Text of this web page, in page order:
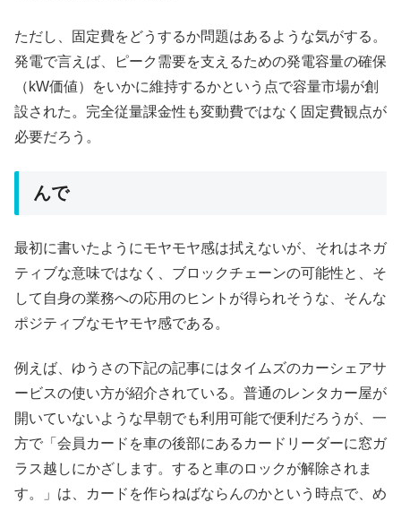
ただし、固定費をどうするか問題はあるような気がする。
発電で言えば、ピーク需要を支えるための発電容量の確保
（kW価値）をいかに維持するかという点で容量市場が創
設された。完全従量課金性も変動費ではなく固定費観点が
必要だろう。
んで
最初に書いたようにモヤモヤ感は拭えないが、それはネガ
ティブな意味ではなく、ブロックチェーンの可能性と、そ
して自身の業務への応用のヒントが得られそうな、そんな
ポジティブなモヤモヤ感である。
例えば、ゆうさの下記の記事にはタイムズのカーシェアサ
ービスの使い方が紹介されている。普通のレンタカー屋が
開いていないような早朝でも利用可能で便利だろうが、一
方で「会員カードを車の後部にあるカードリーダーに窓ガ
ラス越しにかざします。すると車のロックが解除されま
す。」は、カードを作らねばならんのかという時点で、め